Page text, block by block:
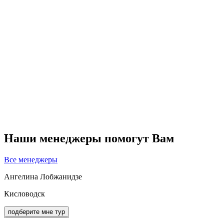
Наши менеджеры помогут Вам
Все менеджеры
Ангелина Лобжанидзе
Кисловодск
подберите мне тур